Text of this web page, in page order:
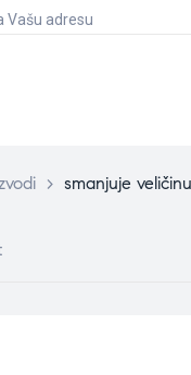
Vašu adresu
> smanjuje